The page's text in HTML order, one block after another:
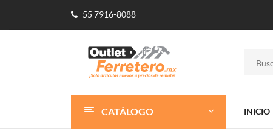
55 7916-8088
CATÁLOGO INICIO